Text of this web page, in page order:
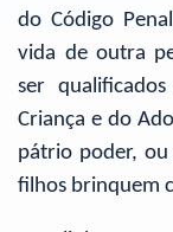
do Código
vida de outra
ser
Criança e do
pátrio poder,
filhos brinquem